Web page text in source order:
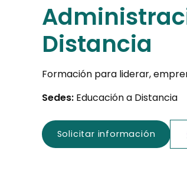
Distancia
Formación para liderar,
Sedes: Educación a Distancia
Solicitar información